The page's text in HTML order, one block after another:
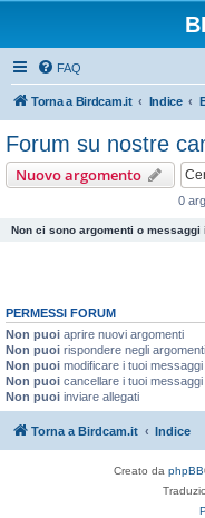
FAQ
Torna a Birdcam.it Indice
Forum su nostre
Nuovo argomento
0
Non ci sono argomenti o messaggi
PERMESSI FORUM
Non puoi aprire nuovi argomenti
Non puoi rispondere negli argomenti
Non puoi modificare i tuoi messaggi
Non puoi cancellare i tuoi messaggi
Non puoi inviare allegati
Torna a Birdcam.it Indice
Creato da phpBB